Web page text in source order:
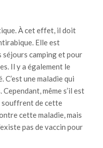
À cet effet, il doit
Elle est
camping et pour
Il y a également le
une maladie qui
même s’il est
souffrent de cette
cette maladie, mais
pas de vaccin pour